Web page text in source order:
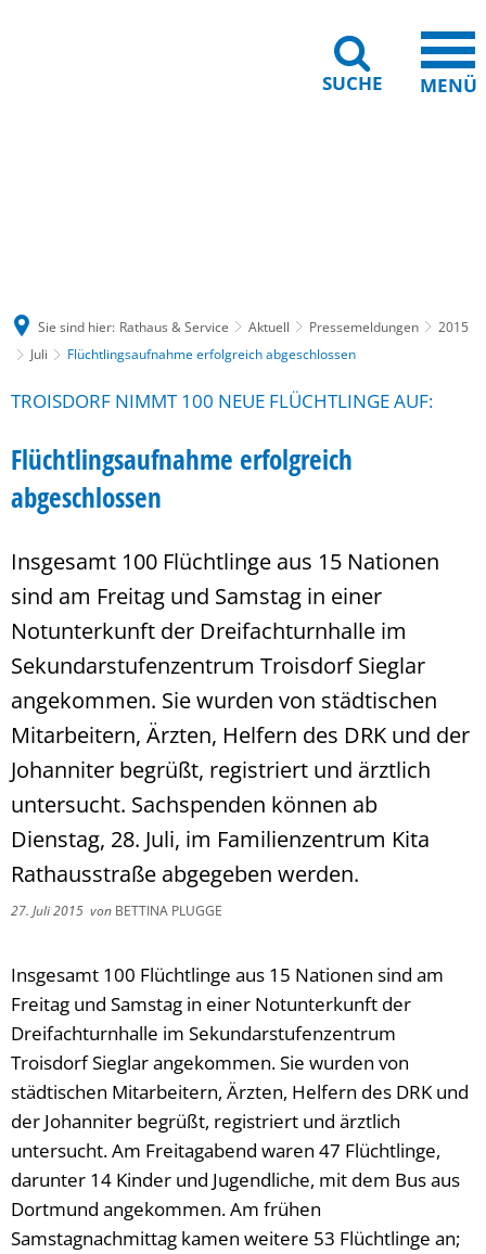
SUCHE MENÜ
Sie sind hier: Rathaus & Service Aktuell Pressemeldungen
2015
Juli
Flüchtlingsaufnahme erfolgreich abgeschlossen
TROISDORF NIMMT 100 NEUE FLÜCHTLINGE AUF:
Flüchtlingsaufnahme erfolgreich
abgeschlossen
Insgesamt 100 Flüchtlinge aus 15 Nationen
sind am Freitag und Samstag in einer
Notunterkunft der Dreifachturnhalle im
Sekundarstufenzentrum Troisdorf Sieglar
angekommen. Sie wurden von städtischen
Mitarbeitern, Ärzten, Helfern des DRK und der
Johanniter begrüßt, registriert und ärztlich
untersucht. Sachspenden können ab
Dienstag, 28. Juli, im Familienzentrum Kita
Rathausstraße abgegeben werden.
27. Juli 2015 von BETTINA PLUGGE
Insgesamt 100 Flüchtlinge aus 15 Nationen sind am
Freitag und Samstag in einer Notunterkunft der
Dreifachturnhalle im Sekundarstufenzentrum
Troisdorf Sieglar angekommen. Sie wurden von
städtischen Mitarbeitern, Ärzten, Helfern des DRK und
der Johanniter begrüßt, registriert und ärztlich
untersucht. Am Freitagabend waren 47 Flüchtlinge,
darunter 14 Kinder und Jugendliche, mit dem Bus aus
Dortmund angekommen. Am frühen
Samstagnachmittag kamen weitere 53 Flüchtlinge an;